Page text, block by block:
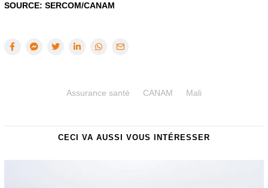
SOURCE: SERCOM/CANAM
Assurance santé CANAM Mali
CECI VA AUSSI VOUS INTÉRESSER